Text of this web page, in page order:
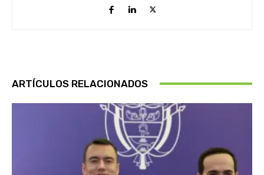
ARTÍCULOS RELACIONADOS